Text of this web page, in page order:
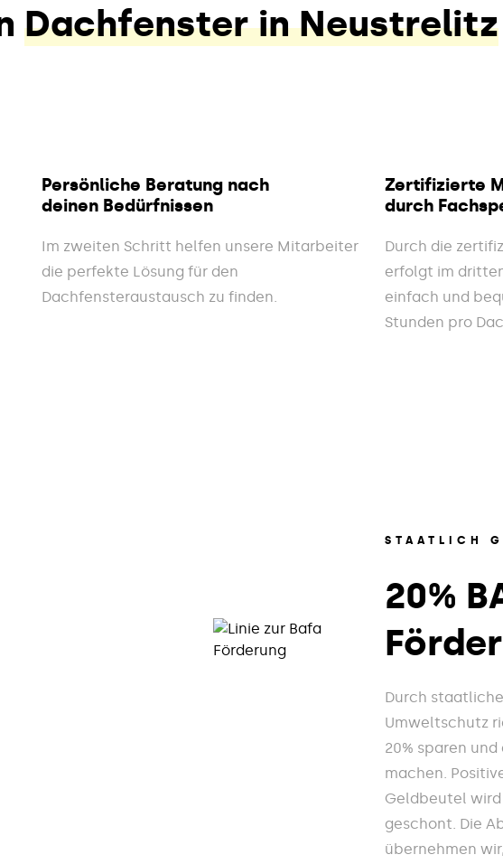
Dachfenster in Neustrelitz
Persönliche Beratung nach
deinen Bedürfnissen
Im zweiten Schritt helfen unsere Mitarbeiter
die perfekte Lösung für den
Dachfensteraustausch zu finden.
Zertifizierte
durch
Durch die
erfolgt im
einfach und
Stunden pro
STAATLICH
20%
Durch
Umweltschutz
20% sparen
machen.
Geldbeutel
geschont. Die
übernehmen